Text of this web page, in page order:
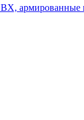
армированные